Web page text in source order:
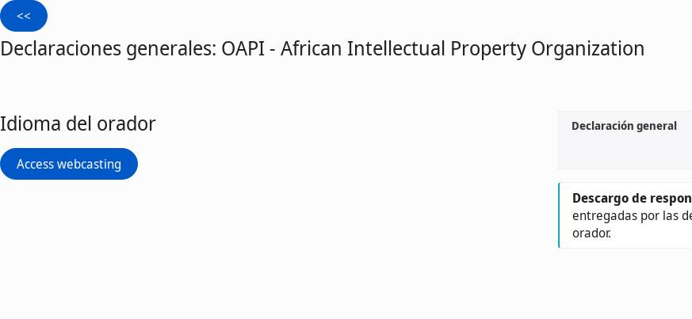
Declaraciones generales: OAPI - African Intellectual Property Organization
Idioma del orador
Access webcasting
Declaración general
Descargo de
entregadas por las
orador.